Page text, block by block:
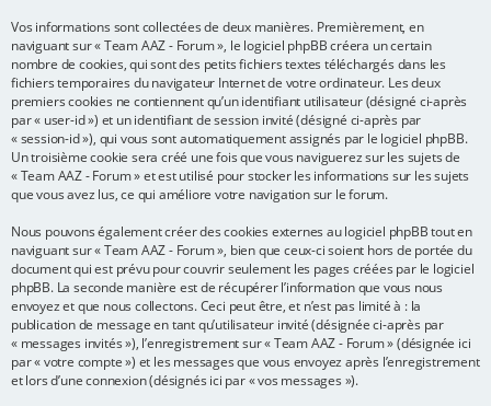
Vos informations sont collectées de deux manières. Premièrement, en
naviguant sur « Team AAZ - Forum », le logiciel phpBB créera un certain
nombre de cookies, qui sont des petits fichiers textes téléchargés dans les
fichiers temporaires du navigateur Internet de votre ordinateur. Les deux
premiers cookies ne contiennent qu’un identifiant utilisateur (désigné ci-après
par « user-id ») et un identifiant de session invité (désigné ci-après par
« session-id »), qui vous sont automatiquement assignés par le logiciel phpBB.
Un troisième cookie sera créé une fois que vous naviguerez sur les sujets de
« Team AAZ - Forum » et est utilisé pour stocker les informations sur les sujets
que vous avez lus, ce qui améliore votre navigation sur le forum.
Nous pouvons également créer des cookies externes au logiciel phpBB tout en
naviguant sur « Team AAZ - Forum », bien que ceux-ci soient hors de portée du
document qui est prévu pour couvrir seulement les pages créées par le logiciel
phpBB. La seconde manière est de récupérer l’information que vous nous
envoyez et que nous collectons. Ceci peut être, et n’est pas limité à : la
publication de message en tant qu’utilisateur invité (désignée ci-après par
« messages invités »), l’enregistrement sur « Team AAZ - Forum » (désignée ici
par « votre compte ») et les messages que vous envoyez après l’enregistrement
et lors d’une connexion (désignés ici par « vos messages »).